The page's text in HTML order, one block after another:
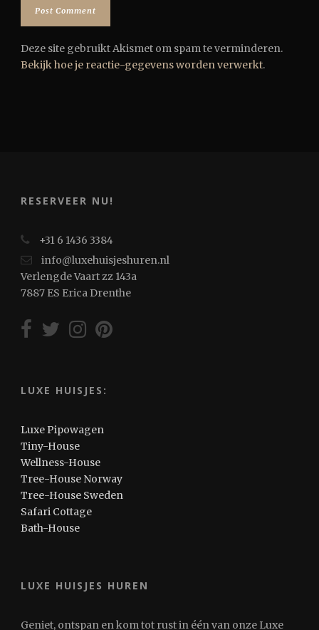
Deze site gebruikt Akismet om spam te verminderen.
Bekijk hoe je reactie-gegevens worden verwerkt.
RESERVEER NU!
+31 6 1436 3384
info@luxehuisjeshuren.nl
Verlengde Vaart zz 143a
7887 ES Erica Drenthe
LUXE HUISJES:
Luxe Pipowagen
Tiny-House
Wellness-House
Tree-House Norway
Tree-House Sweden
Safari Cottage
Bath-House
LUXE HUISJES HUREN
Geniet, ontspan en kom tot rust in één van onze Luxe